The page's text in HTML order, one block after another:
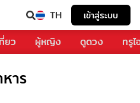
TH เข้าสู่ระบบ
ยว ผู้หญิง ดูดวง ทรู
าร